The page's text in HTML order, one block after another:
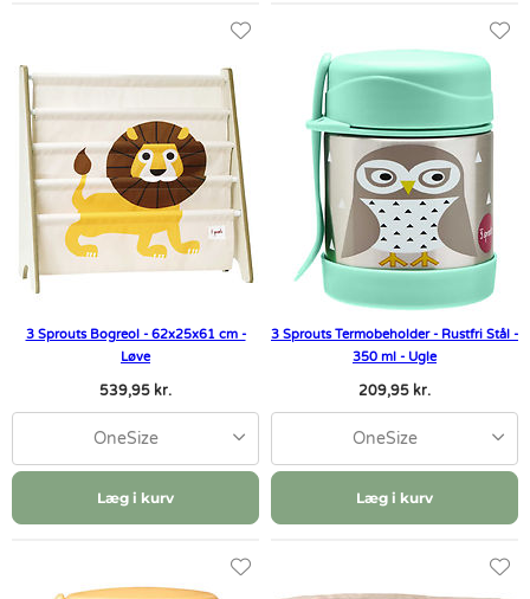
3 Sprouts Bogreol - 62x25x61 cm -
Løve
539,95 kr.
OneSize
Læg i kurv
3 Sprouts Termobeholder - Rustfri Stål -
350 ml - Ugle
209,95 kr.
OneSize
Læg i kurv